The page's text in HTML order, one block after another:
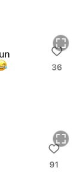
Test
Gündem